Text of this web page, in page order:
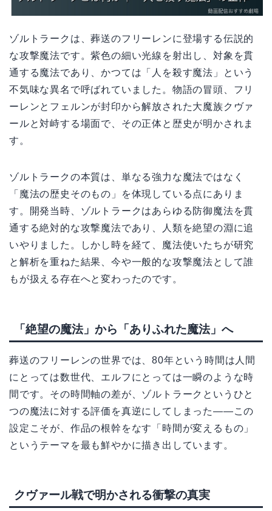
ゾルトラークは、葬送のフリーレンに登場する伝説的
な攻撃魔法です。紫色の細い光線を射出し、対象を貫
通する魔法であり、かつては「人を殺す魔法」という
不気味な異名で呼ばれていました。物語の冒頭、フリ
ーレンとフェルンが封印から解放された大魔族クヴァ
ールと対峙する場面で、その正体と歴史が明かされま
す。
ゾルトラークの本質は、単なる強力な魔法ではなく
「魔法の歴史そのもの」を体現している点にありま
す。開発当時、ゾルトラークはあらゆる防御魔法を貫
通する絶対的な攻撃魔法であり、人類を絶望の淵に追
いやりました。しかし時を経て、魔法使いたちが研究
と解析を重ねた結果、今や一般的な攻撃魔法として誰
もが扱える存在へと変わったのです。
「絶望の魔法」から「ありふれた魔法」へ
葬送のフリーレンの世界では、80年という時間は人間
にとっては数世代、エルフにとっては一瞬のような時
間です。その時間軸の差が、ゾルトラークというひと
つの魔法に対する評価を真逆にしてしまった――この
設定こそが、作品の根幹をなす「時間が変えるもの」
というテーマを最も鮮やかに描き出しています。
クヴァール戦で明かされる衝撃の真実